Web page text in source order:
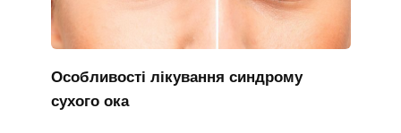
Особливості лікування синдрому
сухого ока